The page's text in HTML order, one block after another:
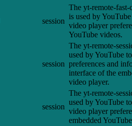
session
The yt-remote-
is used by
video player
YouTube videos.
session
The yt-remote-
used by YouTube
preferences and
interface of the
video player.
session
The yt-remote-
used by YouTube
video player
embedded